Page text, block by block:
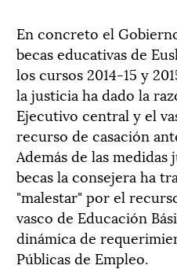
En concreto el
becas educativas de
los cursos 2014-15 y
la justicia ha dado la
Ejecutivo central y el
recurso de casación
Además de las
becas la consejera ha
"malestar" por el
vasco de Educación
dinámica de
Públicas de Empleo.